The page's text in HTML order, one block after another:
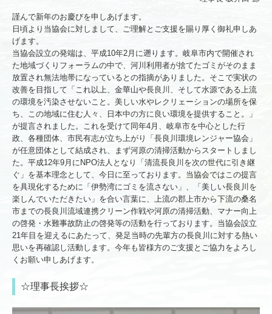
募集について
お問合せ
謹んで新年のお慶びを申しあげます。
日頃より当協会に対しまして、ご理解とご支援を賜り厚く御礼申しあ
げます。
当協会設立の発端は、平成10年2月に遡ります。岐阜市内で開催され
た地域づくりフォーラムの中で、河川利用者が捨てたゴミがそのまま
放置され無法地帯になっているとの指摘がありました。そこで実状の
改善を目指して「これ以上、金華山や長良川、そして水源である上流
の環境を汚染させないこと。美しい水やレクリェーションの場所を保
ち、この地域に住む人々、日本中の方に良い環境を提供すること。」
が提言されました。これを受けて同年4月、岐阜市を中心とした行
政、各種団体、市民有志が立ち上がり「長良川環境レンジャー協会」
が任意団体として結成され、まず河原の清掃活動からスタートしまし
た。平成12年9月にNPO法人となり「清流長良川を次の世代に引き継
ぐ」を基本理念として、今日に至っております。当協会ではこの提言
を具現化するために「伊勢湾にゴミを流さない」、「美しい長良川を
楽しんでいただきたい」を合い言葉に、上流の郡上市から下流の桑名
市までの長良川流域連携クリーン作戦や河原の清掃活動、マナー向上
の啓発・水難事故防止の啓発等の活動を行っております。当協会設立
21年目を迎えるにあたって、発足当時の先輩方の長良川に対する熱い
思いを再確認し活動します。今年も皆様方のご支援とご協力をよろし
くお願い申しあげます。
☆理事長挨拶☆